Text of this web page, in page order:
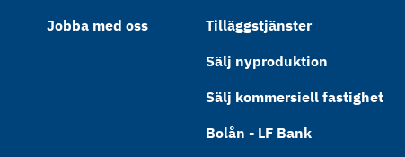
Jobba med oss
Tilläggstjänster
Sälj nyproduktion
Sälj kommersiell fastighet
Bolån - LF Bank